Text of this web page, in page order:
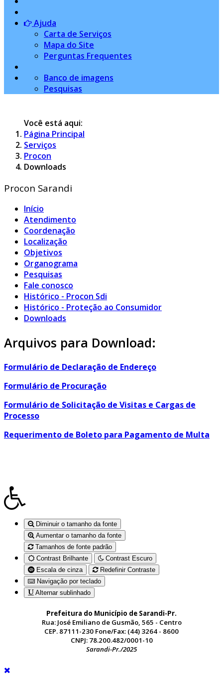
Ajuda
Carta de Serviços
Mapa do Site
Perguntas Frequentes
Banco de imagens
Pesquisas
Você está aqui:
Página Principal
Serviços
Procon
Downloads
Procon Sarandi
Início
Atendimento
Coordenação
Localização
Objetivos
Organograma
Pesquisas
Fale conosco
Histórico - Procon Sdi
Histórico - Proteção ao Consumidor
Downloads
Arquivos para Download:
Formulário de Declaração de Endereço
Formulário de Procuração
Formulário de Solicitação de Visitas e Cargas de
Processo
Requerimento de Boleto para Pagamento de Multa
Diminuir o tamanho da fonte
Aumentar o tamanho da fonte
Tamanhos de fonte padrão
Contrast Brilhante
Contrast Escuro
Escala de cinza
Redefinir Contraste
Navigação por teclado
Alternar sublinhado
Prefeitura do Município de Sarandi-Pr.
Rua: José Emiliano de Gusmão, 565 - Centro
CEP. 87111-230 Fone/Fax: (44) 3264 - 8600
CNPJ: 78.200.482/0001-10
Sarandi-Pr./2025